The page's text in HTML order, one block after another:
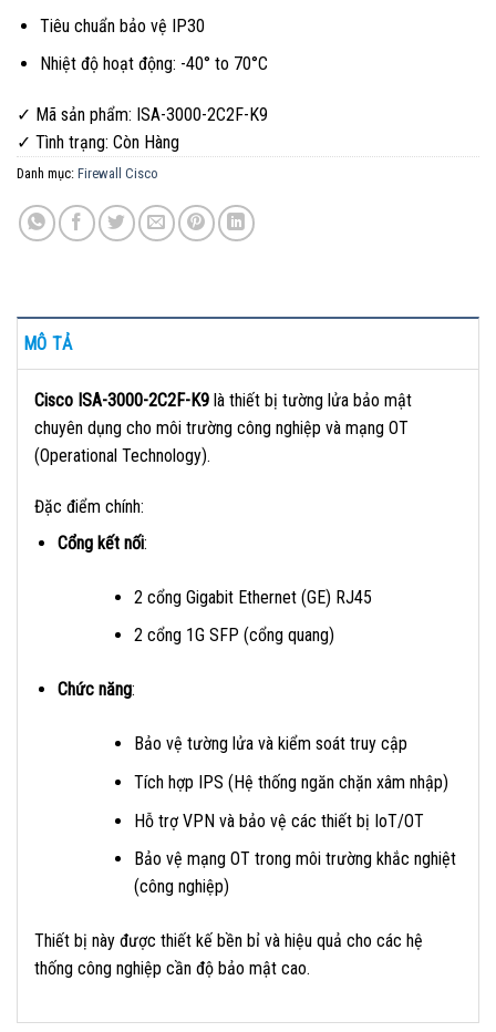
Tiêu chuẩn bảo vệ IP30
Nhiệt độ hoạt động: -40° to 70°C
✓ Mã sản phẩm: ISA-3000-2C2F-K9
✓ Tình trạng: Còn Hàng
Danh mục: Firewall Cisco
MÔ TẢ
Cisco ISA-3000-2C2F-K9 là thiết bị tường lửa bảo mật
chuyên dụng cho môi trường công nghiệp và mạng OT
(Operational Technology).
Đặc điểm chính:
Cổng kết nối:
2 cổng Gigabit Ethernet (GE) RJ45
2 cổng 1G SFP (cổng quang)
Chức năng:
Bảo vệ tường lửa và kiểm soát truy cập
Tích hợp IPS (Hệ thống ngăn chặn xâm nhập)
Hỗ trợ VPN và bảo vệ các thiết bị IoT/OT
Bảo vệ mạng OT trong môi trường khắc nghiệt
(công nghiệp)
Thiết bị này được thiết kế bền bỉ và hiệu quả cho các hệ
thống công nghiệp cần độ bảo mật cao.